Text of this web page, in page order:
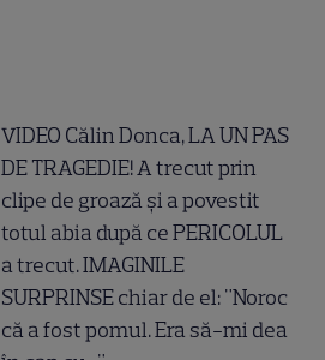
VIDEO Călin Donca, LA UN PAS
DE TRAGEDIE! A trecut prin
clipe de groază și a povestit
totul abia după ce PERICOLUL
a trecut. IMAGINILE
SURPRINSE chiar de el: "Noroc
că a fost pomul. Era să-mi dea